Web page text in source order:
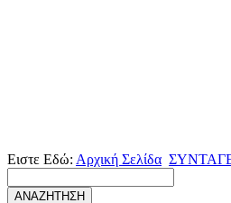
Ειστε Εδώ: Αρχική Σελίδα